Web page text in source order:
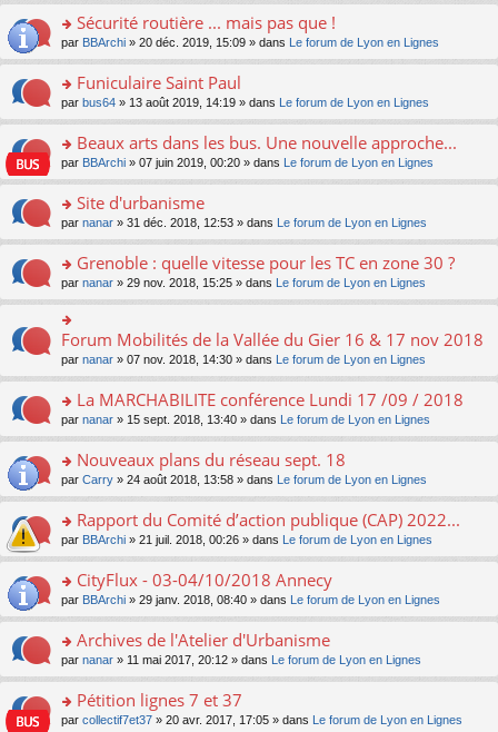
e
nt
pl
u
s
c
e
nt
n
lu
le
pl
u
c
e
nt
a
g
e
n
n
le
pl
u
ré
c
e
nt
le
m
e
a
g
e
n
n
le
pl
u
ré
c
e
nt
ult
er
le
m
e
a
g
e
n
n
le
pl
u
s
ré
c
e
nt
o
n
ult
er
le
m
e
a
g
e
n
n
le
pl
u
s
c
e
nt
Sécurité routière ... mais pas que !
par BBArchi » 20 déc. 2019, 15:09 » dans Le forum de Lyon en Lignes
o
n
ult
er
le
m
e
a
g
e
n
o
lu
pl
u
s
c
e
nt
Funiculaire Saint Paul
par bus64 » 13 août 2019, 14:19 » dans Le forum de Lyon en Lignes
o
n
ult
er
le
m
e
s
g
e
n
o
lu
pl
u
s
c
e
nt
Beaux arts dans les bus. Une nouvelle approche...
par BBArchi » 07 juin 2019, 00:20 » dans Le forum de Lyon en Lignes
o
n
ult
er
le
m
e
s
g
e
n
o
lu
pl
u
s
c
e
nt
Site d'urbanisme
par nanar » 31 déc. 2018, 12:53 » dans Le forum de Lyon en Lignes
o
n
s
ult
er
le
m
e
s
g
e
n
o
lu
pl
u
s
c
e
nt
Grenoble : quelle vitesse pour les TC en zone 30 ?
par nanar » 29 nov. 2018, 15:25 » dans Le forum de Lyon en Lignes
o
n
er
le
m
e
s
a
g
e
n
n
lu
le
pl
u
c
e
Forum Mobilités de la Vallée du Gier 16 & 17 nov 2018
par nanar » 07 nov. 2018, 14:30 » dans Le forum de Lyon en Lignes
o
n
ult
er
le
m
e
a
g
e
n
n
le
pl
La MARCHABILITE conférence Lundi 17 /09 / 2018
par nanar » 15 sept. 2018, 13:40 » dans Le forum de Lyon en Lignes
o
n
ult
er
le
m
e
a
g
e
n
Nouveaux plans du réseau sept. 18
par Carry » 24 août 2018, 13:58 » dans Le forum de Lyon en Lignes
o
n
ult
er
le
m
e
a
g
Rapport du Comité d’action publique (CAP) 2022...
par BBArchi » 21 juil. 2018, 00:26 » dans Le forum de Lyon en Lignes
o
n
ult
er
le
m
e
CityFlux - 03-04/10/2018 Annecy
par BBArchi » 29 janv. 2018, 08:40 » dans Le forum de Lyon en Lignes
o
n
ult
er
Archives de l'Atelier d'Urbanisme
par nanar » 11 mai 2017, 20:12 » dans Le forum de Lyon en Lignes
o
Pétition lignes 7 et 37
par collectif7et37 » 20 avr. 2017, 17:05 » dans Le forum de Lyon en Lignes